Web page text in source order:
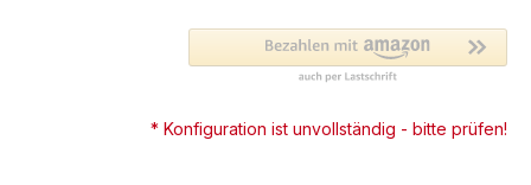
* Konfiguration ist unvollständig - bitte prüfen!